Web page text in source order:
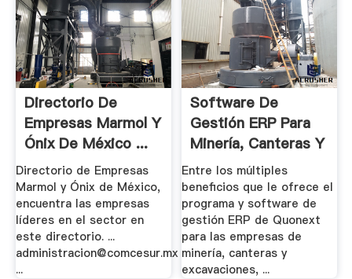
Directorio De
Empresas Marmol Y
Ónix De México ...
Directorio de Empresas
Marmol y Ónix de México,
encuentra las empresas
líderes en el sector en
este directorio. ...
administracion@comcesur.mx
...
Software De
Gestión ERP Para
Minería, Canteras Y
...
Entre los múltiples
beneficios que le ofrece el
programa y software de
gestión ERP de Quonext
para las empresas de
minería, canteras y
excavaciones, ...